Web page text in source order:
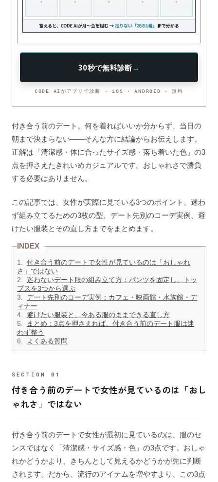
30秒で無料診断→
CODE AIがアプリで診断 · iOS · ANDROID · 無料
付き合う前のデート。何を着ればいいか分からず、当日の
朝まで決まらない——そんな方に結論からお伝えします。
正解は「清潔感・体に合ったサイズ感・落ち着いた色」の3
点を押さえたきれいめカジュアルです。おしゃれさで勝負
する必要はありません。
この記事では、女性が実際に見ている3つのポイント、迷わ
ず組み立てるための3枚の型、デート先別のコーデ実例、避
けたい服装とその直し方までをまとめます。
INDEX
1.
付き合う前のデートで女性が見ているのは「おしゃれ
さ」ではない
2.
迷わないデート服の組み立て方：パンツを固定し、トッ
プスを3つから選ぶ
3.
デート先別のコーデ実例：カフェ・映画館・水族館・デ
ィナー
4.
避けたい服装と、今ある服のままできる直し方
5.
まとめ：3点を押さえれば、付き合う前のデート服は迷
わず整う
6.
よくある質問
付き合う前のデートで女性が見ているのは「おし
ゃれさ」ではない
付き合う前のデートで女性が最初に見ているのは、服のセ
ンスではなく「清潔感・サイズ感・色」の3点です。おしゃ
れかどうかより、きちんとして見えるかどうかが先に判断
されます。だから、流行のアイテムを増やすより、この3点